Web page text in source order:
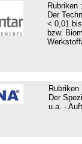
Rubriken :
Der
< 0,01
bzw.
Rubriken
Der
u.a. -